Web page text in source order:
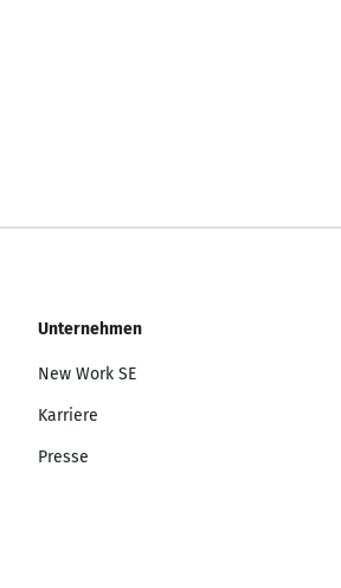
Unternehmen
New Work SE
Karriere
Presse